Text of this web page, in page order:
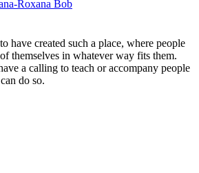
Roxana Bob
have created such a place, where people
themselves in whatever way fits them.
a calling to teach or accompany people
do so.